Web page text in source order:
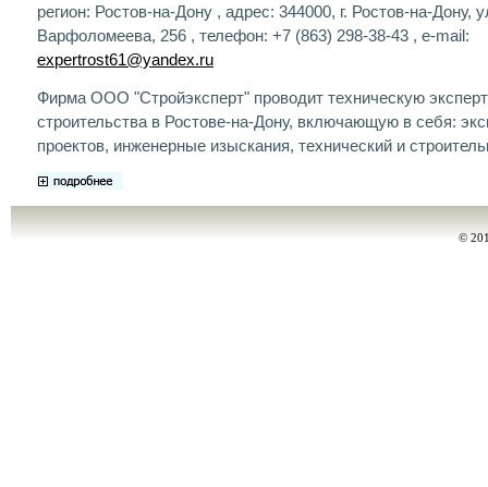
регион: Ростов-на-Дону , адрес: 344000, г. Ростов-на-Дону,
Варфоломеева, 256 , телефон: +7 (863) 298-38-43 , e-mail:
expertrost61@yandex.ru
Фирма ООО "Стройэксперт" проводит техническую
строительства в Ростове-на-Дону, включающую в себя:
проектов, инженерные изыскания, технический и
©